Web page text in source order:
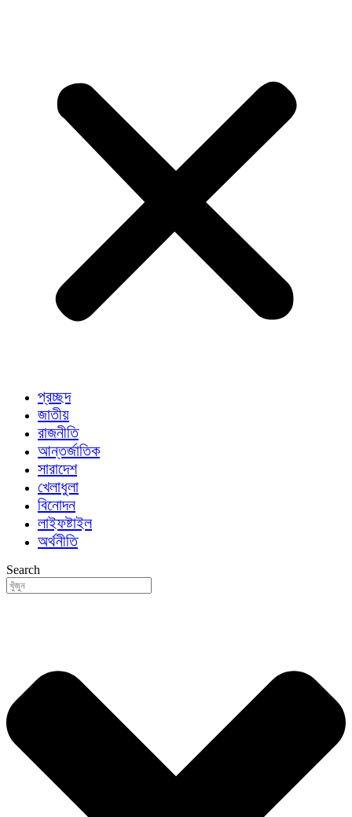
প্রচ্ছদ
জাতীয়
রাজনীতি
আন্তর্জাতিক
সারাদেশ
খেলাধুলা
বিনোদন
লাইফষ্টাইল
অর্থনীতি
Search